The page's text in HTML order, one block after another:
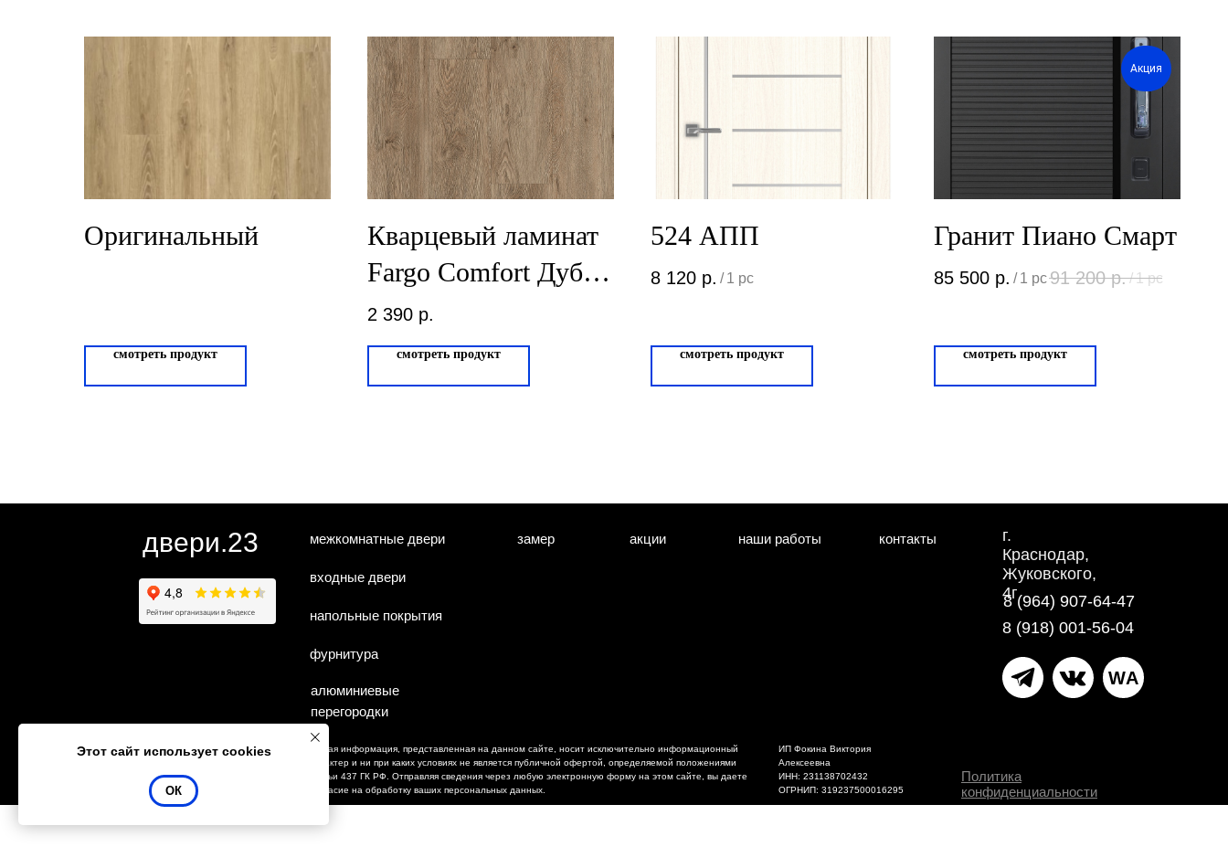
Этот сайт использует cookies
ОК
Оригинальный
смотреть продукт
Кварцевый ламинат
Fargo Comfort Дуб
Классик JC18002-1
2 390 р.
смотреть продукт
524 АПП
8 120 р. / 1 pc
смотреть продукт
Акция
Гранит Пиано Смарт
85 500 р. / 1 pc91 200 р./1 pc
смотреть продукт
двери.23
напольные покрытия
межкомнатные двери
входные двери
фурнитура
замер акции наши работы контакты
г.
Краснодар,
Жуковского,
4г
8 (918) 001-56-04
Политика
конфиденциальности
Сайт сделан
студией"Рыба под
водой"
8 (964) 907-64-47
WA
алюминиевые
перегородки
Любая информация, представленная на данном сайте, носит исключительно информационный
характер и ни при каких условиях не является публичной офертой, определяемой положениями
статьи 437 ГК РФ. Отправляя сведения через любую электронную форму на этом сайте, вы даете
согласие на обработку ваших персональных данных.
ИП Фокина Виктория
Алексеевна
ИНН: 231138702432
ОГРНИП: 319237500016295